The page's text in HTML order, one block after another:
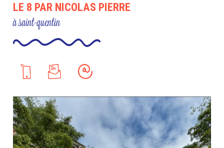
LE 8 PAR NICOLAS PIERRE
à saint-quentin